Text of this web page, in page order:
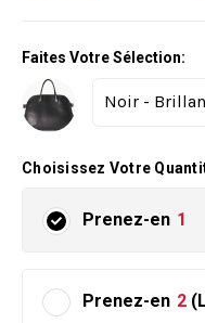
Faites Votre Sélection:
Choisissez Votre
Prenez-en 1
Prenez-en 2